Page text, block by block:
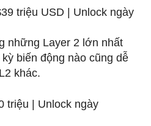
triệu USD | Unlock ngày
những Layer 2 lớn nhất
biến động nào cũng dễ
khác.
triệu | Unlock ngày